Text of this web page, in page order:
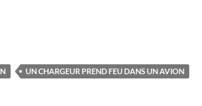
UN CHARGEUR PREND FEU DANS UN AVION